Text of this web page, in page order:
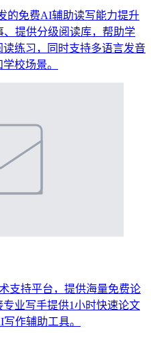
的免费AI辅助读写能力提升
提供分级阅读库，帮助学
练习，同时支持多语言发音
校场景。
支持平台，提供海量免费论
业写手提供1小时快速论文
作辅助工具。